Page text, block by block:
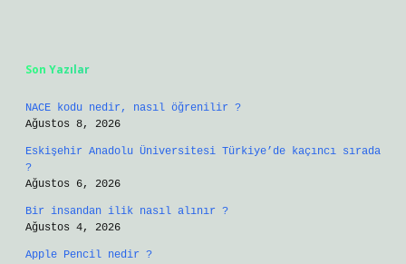
Son Yazılar
NACE kodu nedir, nasıl öğrenilir ?
Ağustos 8, 2026
Eskişehir Anadolu Üniversitesi Türkiye’de kaçıncı sırada
?
Ağustos 6, 2026
Bir insandan ilik nasıl alınır ?
Ağustos 4, 2026
Apple Pencil nedir ?